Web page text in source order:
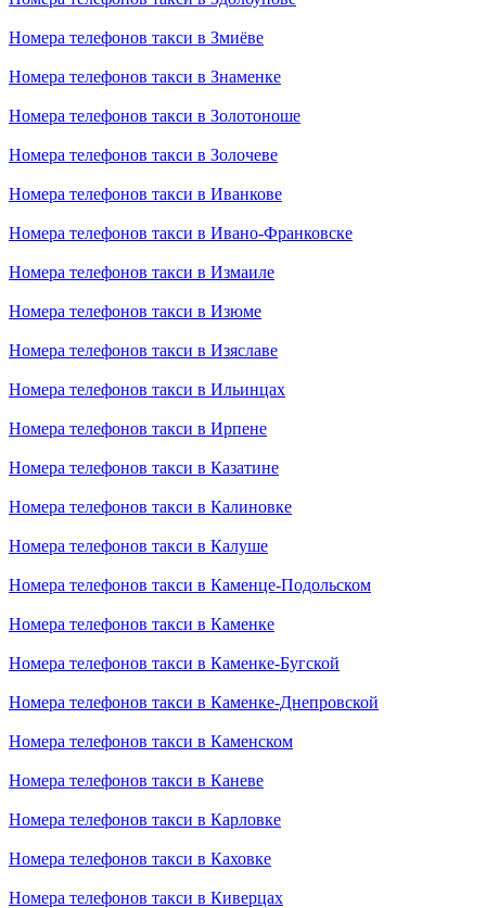
Номера телефонов такси в Змиёве
Номера телефонов такси в Знаменке
Номера телефонов такси в Золотоноше
Номера телефонов такси в Золочеве
Номера телефонов такси в Иванкове
Номера телефонов такси в Ивано-Франковске
Номера телефонов такси в Измаиле
Номера телефонов такси в Изюме
Номера телефонов такси в Изяславе
Номера телефонов такси в Ильинцах
Номера телефонов такси в Ирпене
Номера телефонов такси в Казатине
Номера телефонов такси в Калиновке
Номера телефонов такси в Калуше
Номера телефонов такси в Каменце-Подольском
Номера телефонов такси в Каменке
Номера телефонов такси в Каменке-Бугской
Номера телефонов такси в Каменке-Днепровской
Номера телефонов такси в Каменском
Номера телефонов такси в Каневе
Номера телефонов такси в Карловке
Номера телефонов такси в Каховке
Номера телефонов такси в Киверцах